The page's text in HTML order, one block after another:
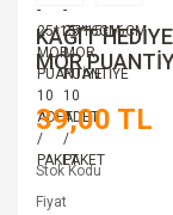
KAĞIT
MOR
39,00 TL
Stok Kodu
Fiyat